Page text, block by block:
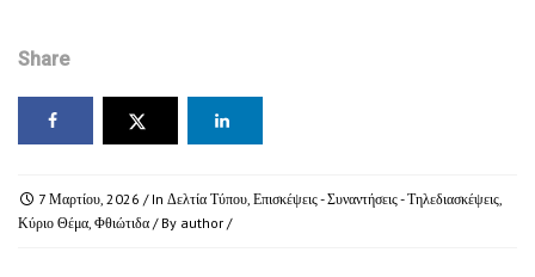
Share
7 Μαρτίου, 2026 / In Δελτία Τύπου, Επισκέψεις - Συναντήσεις - Τηλεδιασκέψεις,
Κύριο Θέμα, Φθιώτιδα / By author /